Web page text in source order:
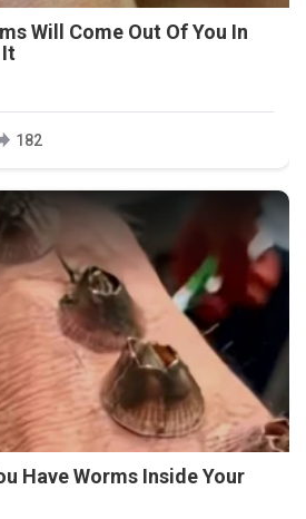
Will Come Out Of You In
182
Have Worms Inside Your